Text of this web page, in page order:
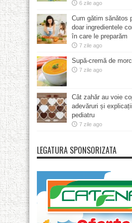
6 zile ago
Cum gătim sănătos
doar ingredientele
în care le preparăm
7 zile ago
Supă-cremă de
7 zile ago
Cât zahăr au voie
adevăruri și
pediatru
7 zile ago
LEGATURA SPONSORIZATA